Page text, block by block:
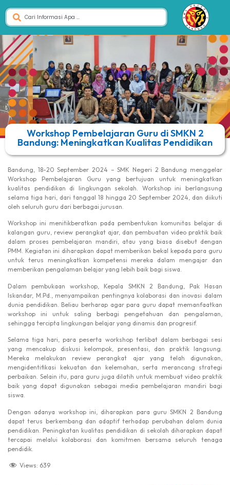
Workshop Pembelajaran Guru di SMKN 2
Bandung: Meningkatkan Kualitas Pendidikan
Bandung, 18-20 September 2024 – SMK Negeri 2 Bandung menggelar
Workshop Pembelajaran Guru yang bertujuan untuk meningkatkan
kualitas pendidikan di lingkungan sekolah. Workshop ini berlangsung
selama tiga hari, dari tanggal 18 hingga 20 September 2024, dan diikuti
oleh seluruh guru dari berbagai jurusan.
Workshop ini menitikberatkan pada pembentukan komunitas belajar di
kalangan guru, review perangkat ajar, dan pembuatan video praktik baik
dalam proses pembelajaran mandiri, atau yang biasa disebut dengan
PMM. Kegiatan ini diharapkan dapat memberikan bekal kepada para guru
untuk terus meningkatkan kompetensi mereka dalam mengajar dan
memberikan pengalaman belajar yang lebih baik bagi siswa.
Dalam pembukaan workshop, Kepala SMKN 2 Bandung, Pak Hasan
Iskandar, M.Pd., menyampaikan pentingnya kolaborasi dan inovasi dalam
dunia pendidikan. Beliau berharap agar para guru dapat memanfaatkan
workshop ini untuk saling berbagi pengetahuan dan pengalaman,
sehingga tercipta lingkungan belajar yang dinamis dan progresif.
Selama tiga hari, para peserta workshop terlibat dalam berbagai sesi
yang mencakup diskusi kelompok, presentasi, dan praktik langsung.
Mereka melakukan review perangkat ajar yang telah digunakan,
mengidentifikasi kekuatan dan kelemahan, serta merancang strategi
perbaikan. Selain itu, para guru juga dilatih untuk membuat video praktik
baik yang dapat digunakan sebagai media pembelajaran mandiri bagi
siswa.
Dengan adanya workshop ini, diharapkan para guru SMKN 2 Bandung
dapat terus berkembang dan adaptif terhadap perubahan dalam dunia
pendidikan. Peningkatan kualitas pendidikan di sekolah diharapkan dapat
tercapai melalui kolaborasi dan komitmen bersama seluruh tenaga
pendidik.
Views: 639